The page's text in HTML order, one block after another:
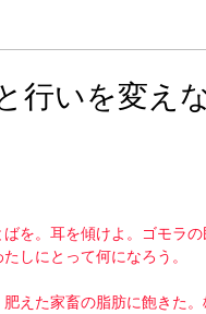
行いを変え
を。耳を傾けよ。ゴモラの
しにとって何になろう。
えた家畜の脂肪に飽きた